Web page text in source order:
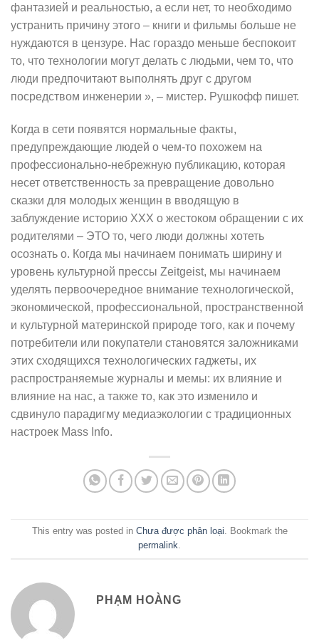
фантазией и реальностью, а если нет, то необходимо
устранить причину этого – книги и фильмы больше не
нуждаются в цензуре. Нас гораздо меньше беспокоит
то, что технологии могут делать с людьми, чем то, что
люди предпочитают выполнять друг с другом
посредством инженерии », – мистер. Рушкофф пишет.
Когда в сети появятся нормальные факты,
предупреждающие людей о чем-то похожем на
профессионально-небрежную публикацию, которая
несет ответственность за превращение довольно
сказки для молодых женщин в вводящую в
заблуждение историю XXX о жестоком обращении с их
родителями – ЭТО то, чего люди должны хотеть
осознать о. Когда мы начинаем понимать ширину и
уровень культурной прессы Zeitgeist, мы начинаем
уделять первоочередное внимание технологической,
экономической, профессиональной, пространственной
и культурной материнской природе того, как и почему
потребители или покупатели становятся заложниками
этих сходящихся технологических гаджеты, их
распространяемые журналы и мемы: их влияние и
влияние на нас, а также то, как это изменило и
сдвинуло парадигму медиаэкологии с традиционных
настроек Mass Info.
This entry was posted in Chưa được phân loại. Bookmark the
permalink.
PHẠM HOÀNG